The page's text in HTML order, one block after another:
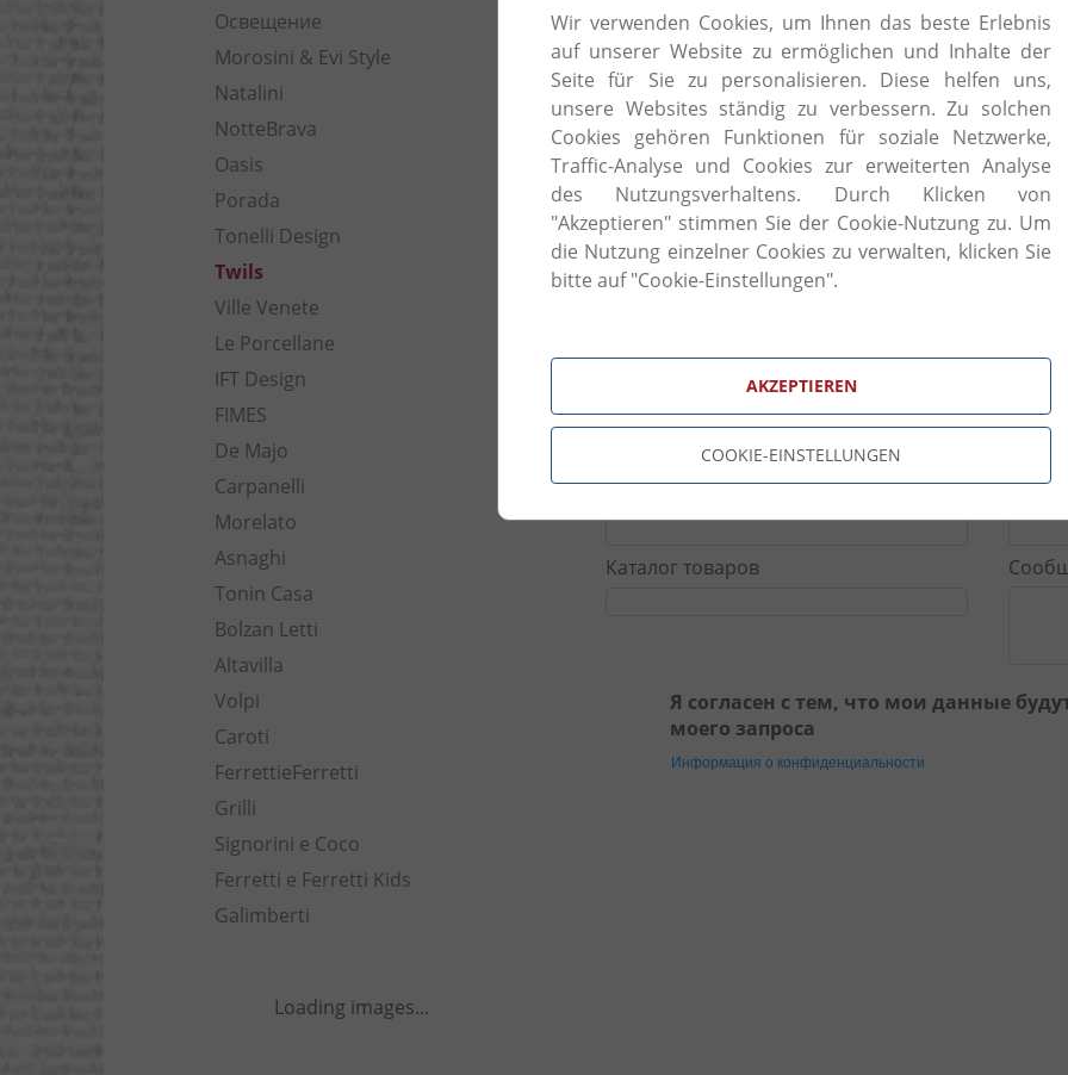
Освещение
Morosini & Evi Style
Natalini
NotteBrava
Oasis
Porada
Tonelli Design
Twils
Ville Venete
Le Porcellane
IFT Design
FIMES
De Majo
Carpanelli
Morelato
Asnaghi
Tonin Casa
Bolzan Letti
Altavilla
Volpi
Caroti
FerrettieFerretti
Grilli
Signorini e Coco
Ferretti e Ferretti Kids
Galimberti
Большая и разнообразная коллекция
зала, объединенных одной общей чертой:
вниманием к практичности.
Модели, созданные сегодня, чтобы превратиться
Продукцию Twils Вы можете заказать или
Вене, по адресу: Prinz Eugen Strasse 28, 1040
в наличии, мы поможем Вам разместить
каталогам и образцам. Вы можете также
нашем сайте. Наша компания осуществляет
бланк
Фамилия
Каталог товаров
Я согласен с тем, что мои данные
моего запроса
Информация о конфиденциальности
Loading images...
Wir verwenden Cookies, um Ihnen das beste Erlebnis
auf unserer Website zu ermöglichen und Inhalte der
Seite für Sie zu personalisieren. Diese helfen uns,
unsere Websites ständig zu verbessern. Zu solchen
Cookies gehören Funktionen für soziale Netzwerke,
Traffic-Analyse und Cookies zur erweiterten Analyse
des Nutzungsverhaltens. Durch Klicken von
"Akzeptieren" stimmen Sie der Cookie-Nutzung zu. Um
die Nutzung einzelner Cookies zu verwalten, klicken Sie
bitte auf "Cookie-Einstellungen".
AKZEPTIEREN
COOKIE-EINSTELLUNGEN